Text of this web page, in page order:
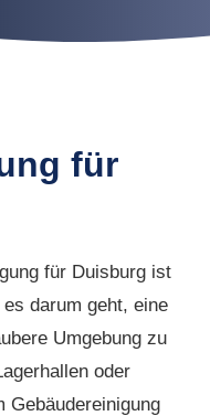
für
für Duisburg ist
darum geht, eine
Umgebung zu
oder
Gebäudereinigung